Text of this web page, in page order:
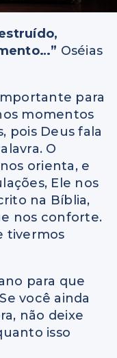
Oséias
para
momentos
pois Deus fala
O
orienta, e
Ele nos
na Bíblia,
nos conforte.
tivermos
para que
você ainda
não deixe
isso